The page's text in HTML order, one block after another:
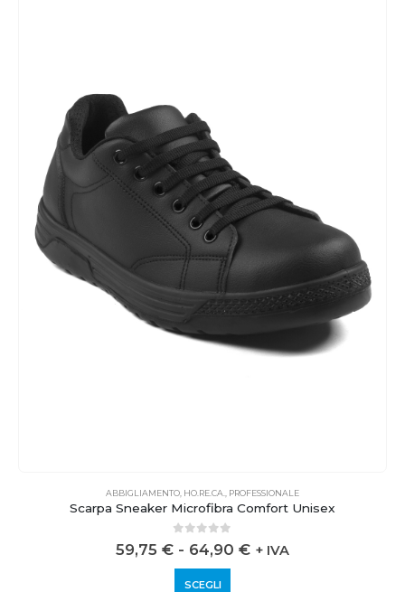
ABBIGLIAMENTO HO.RE.CA. PROFESSIONALE
Scarpa Sneaker Microfibra Comfort Unisex
out of 5
59,75 € - 64,90 € + IVA
SCEGLI